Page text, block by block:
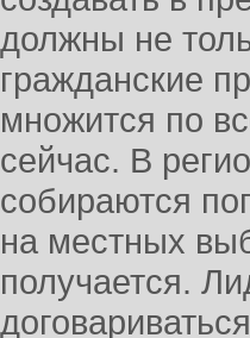
должны не
гражданские
множится по
сейчас. В
собираются
на местных
получается.